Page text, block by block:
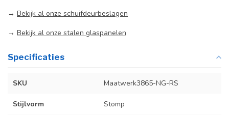
→ Bekijk al onze schuifdeurbeslagen
→ Bekijk al onze stalen glaspanelen
Specificaties
SKU Maatwerk3865-NG-RS
Stijlvorm Stomp